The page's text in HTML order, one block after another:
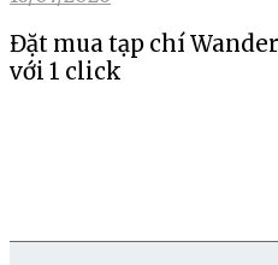
Đặt mua tạp chí
với 1 click